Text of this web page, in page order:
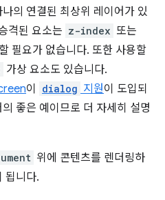
나의 연결된 최상위 레이어가 있
격된 요소는 z-index 또는
필요가 없습니다. 또한 사용할
가상 요소도 있습니다.
이 dialog 지원이 도입되
좋은 예이므로 더 자세히 설명
위에 콘텐츠를 렌더링하
됩니다.